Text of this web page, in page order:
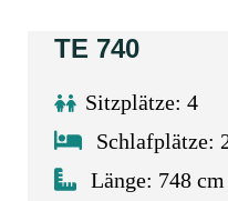
TE 740
Sitzplätze: 4
Schlafplätze:
Länge: 748 cm